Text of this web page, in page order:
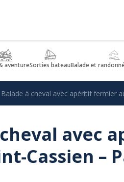
aventureSorties bateauBalade et
Balade à cheval avec apéritif fermier
avec
Cassien –